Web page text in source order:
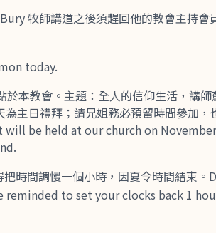
牧師講道之後須趕回他的教會主持會
today.
本教會。主題：全人的信仰生活，講
主日禮拜；請兄姐務必預留時間參加，
will be held at our church on
時間調慢一個小時，因夏令時間結束。
reminded to set your clocks back 1